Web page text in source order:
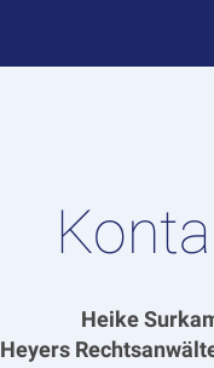
Heike
Heyers